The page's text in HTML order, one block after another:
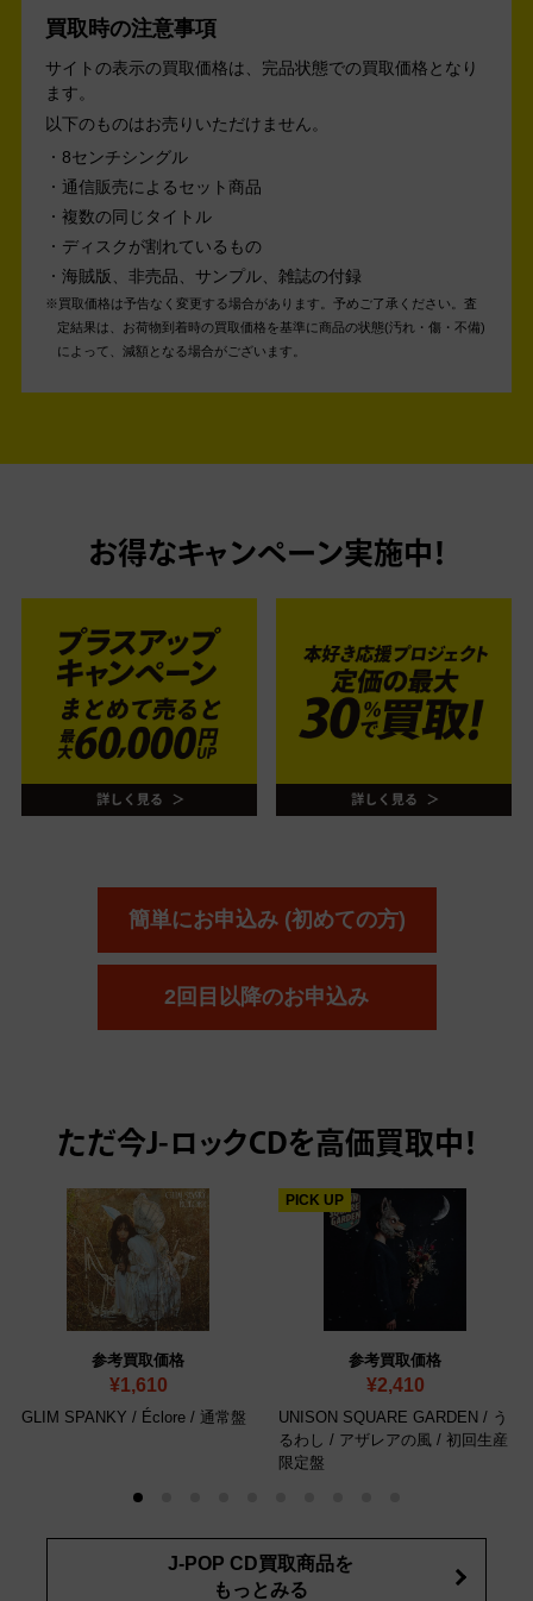
買取時の注意事項
サイトの表示の買取価格は、完品状態での買取価格となり
ます。
以下のものはお売りいただけません。
8センチシングル
通信販売によるセット商品
複数の同じタイトル
ディスクが割れているもの
海賊版、非売品、サンプル、雑誌の付録
買取価格は予告なく変更する場合があります。予めご了承ください。 査
定結果は、お荷物到着時の買取価格を基準に商品の状態(汚れ・傷・不備)
によって、減額となる場合がございます。
お得なキャンペーン実施中！
簡単にお申込み (初めての方)
2回目以降のお申込み
ただ今J-ロックCDを高価買取中！
参考買取価格
¥1,610
GLIM SPANKY / Éclore / 通常盤
参考買取価格
¥2,410
PICK UP
UNISON SQUARE GARDEN / う
るわし / アザレアの風 / 初回生産
限定盤
J-POP CD買取商品を
もっとみる